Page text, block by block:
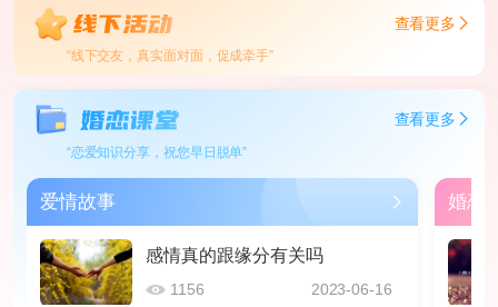
查看更多
“线下交友，真实面对面，促成牵手”
查看更多
“恋爱知识分享，祝您早日脱单”
爱情故事
感情真的跟缘分有关吗
1156 2023-06-16
婚恋